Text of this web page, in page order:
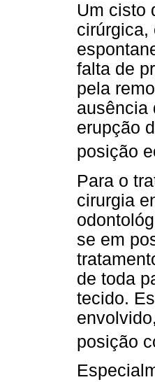
Um cisto
cirúrgica,
falta de
pela
ausência
erupção
posição
Para o
cirurgia
se em
de toda
tecido.
posição